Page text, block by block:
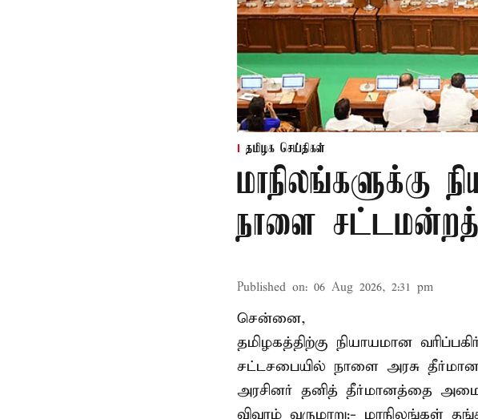
தமிழக செய்திகள்
மாநிலங்களுக்கு
நாளை
Published on: 06 Aug 2026, 2:31 pm
சென்னை,
தமிழகத்திற்கு நியாயமான
சட்டசபையில் நாளை அரசு
அரசினர் தனித் தீர்மானத்தை
விவரம் வருமாறு:- மாநிலங்கள்